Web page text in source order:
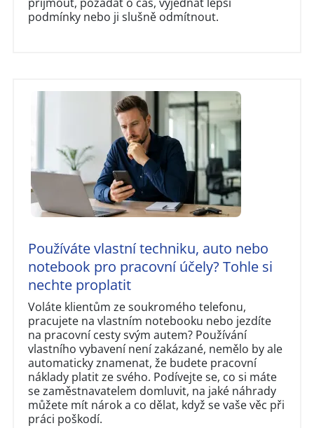
přijmout, požádat o čas, vyjednat lepší
podmínky nebo ji slušně odmítnout.
Používáte vlastní techniku, auto nebo
notebook pro pracovní účely? Tohle si
nechte proplatit
Voláte klientům ze soukromého telefonu,
pracujete na vlastním notebooku nebo jezdíte
na pracovní cesty svým autem? Používání
vlastního vybavení není zakázané, nemělo by ale
automaticky znamenat, že budete pracovní
náklady platit ze svého. Podívejte se, co si máte
se zaměstnavatelem domluvit, na jaké náhrady
můžete mít nárok a co dělat, když se vaše věc při
práci poškodí.